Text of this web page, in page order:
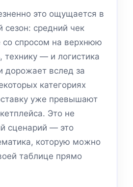
это ощущается в
сезон: средний чек
со спросом на верхнюю
технику — и логистика
дорожает вслед за
категориях
уже превышают
Это не
сценарий — это
которую можно
таблице прямо